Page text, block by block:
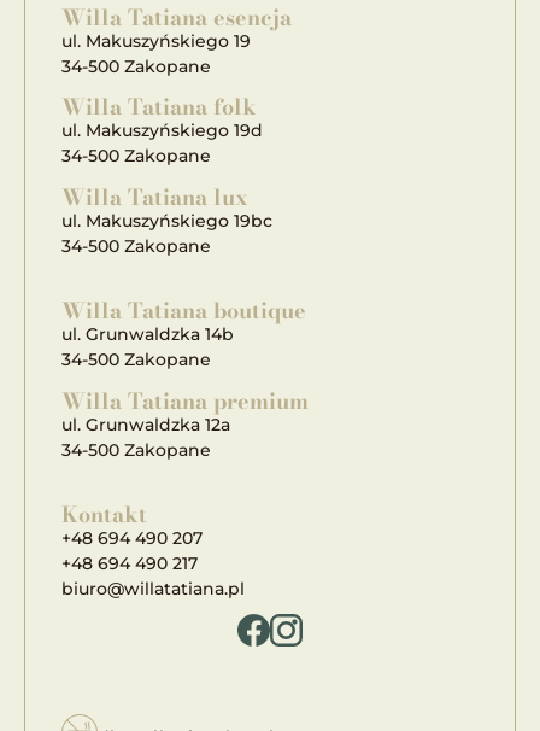
Willa Tatiana esencja
ul. Makuszyńskiego 19
34-500 Zakopane
Willa Tatiana folk
ul. Makuszyńskiego 19d
34-500 Zakopane
Willa Tatiana lux
ul. Makuszyńskiego 19bc
34-500 Zakopane
Willa Tatiana boutique
ul. Grunwaldzka 14b
34-500 Zakopane
Willa Tatiana premium
ul. Grunwaldzka 12a
34-500 Zakopane
Kontakt
+48 694 490 207
+48 694 490 217
biuro@willatatiana.pl